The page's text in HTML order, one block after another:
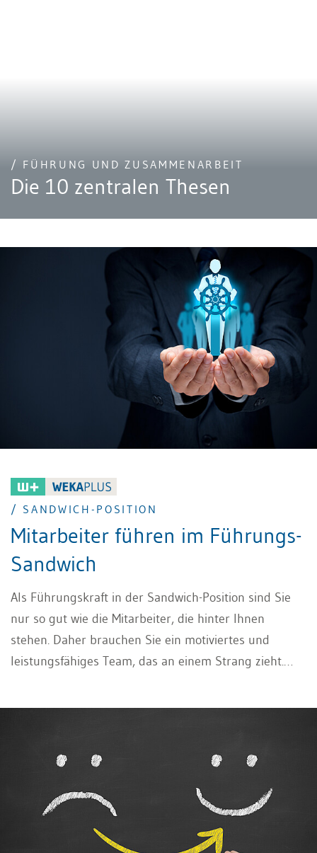
/ FÜHRUNG UND ZUSAMMENARBEIT
Die 10 zentralen Thesen
/ SANDWICH-POSITION
Mitarbeiter führen im Führungs-
Sandwich
Als Führungskraft in der Sandwich-Position sind Sie
nur so gut wie die Mitarbeiter, die hinter Ihnen
stehen. Daher brauchen Sie ein motiviertes und
leistungsfähiges Team, das an einem Strang zieht.
Herausforderung, da Sie hier Fingerspitzengefühl in
der Kommunikation und trotzdem
Durchsetzungsvermögen zeigen müssen.